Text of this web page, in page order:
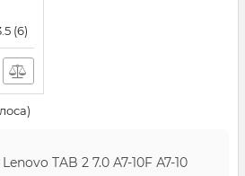
(6)
TAB 2 7.0 A7-10F А7-10